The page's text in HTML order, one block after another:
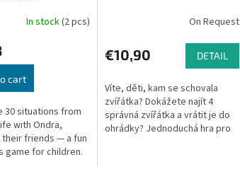
In stock(2 pcs)
cart
30 situations from
with Ondra,
their friends — a fun
game for children.
On Request
€10,90 DETAIL
Víte, děti, kam se schovala
zvířátka? Dokážete najít 4
správná zvířátka a vrátit je do
ohrádky? Jednoduchá hra pro